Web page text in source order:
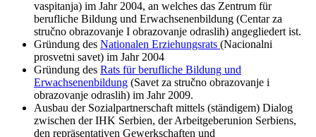
vaspitanja) im Jahr 2004, an welches das Zentrum für
berufliche Bildung und Erwachsenenbildung (Centar za
stručno obrazovanje I obrazovanje odraslih) angegliedert ist.
Gründung des Nationalen Erziehungsrats (Nacionalni
prosvetni savet) im Jahr 2004
Gründung des Rats für berufliche Bildung und
Erwachsenenbildung (Savet za stručno obrazovanje i
obrazovanje odraslih) im Jahr 2009.
Ausbau der Sozialpartnerschaft mittels (ständigem) Dialog
zwischen der IHK Serbien, der Arbeitgeberunion Serbiens,
den repräsentativen Gewerkschaften und